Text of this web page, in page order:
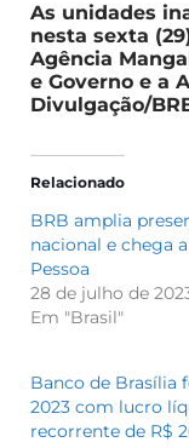
As unidades
nesta sexta
Agência
e Governo e a
Divulgação/
Relacionado
BRB amplia
nacional e chega
Pessoa
28 de julho de
Em "Brasil"
Banco de Brasília
2023 com lucro
recorrente de R$